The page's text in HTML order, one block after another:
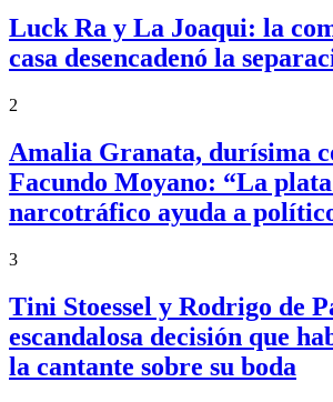
Luck Ra y La Joaqui: la
casa desencadenó la
2
Amalia Granata, durísima
Facundo Moyano: “La
narcotráfico ayuda a
3
Tini Stoessel y Rodrigo de
escandalosa decisión que
la cantante sobre su boda